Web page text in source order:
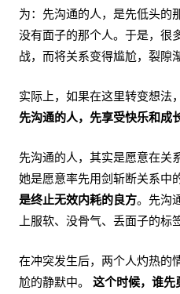
为：先沟通的人，是先低头的
没有面子的那个人。于是，很
战，而将关系变得尴尬，裂隙
实际上，如果在这里转变想
先沟通的人，先享受快乐和成长
先沟通的人，其实是愿意在关
她是愿意率先用剑斩断关系中
是终止无效内耗的良方。先沟
上服软、没骨气、丢面子的标签
在冲突发生后，两个人灼热的
尬的静默中。 这个时候，谁先